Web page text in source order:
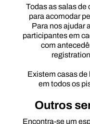
Todas as salas
para acomodar
Para nos ajudar
participantes em
com
Existem casas
em todos os
Outros
Encontra-se um